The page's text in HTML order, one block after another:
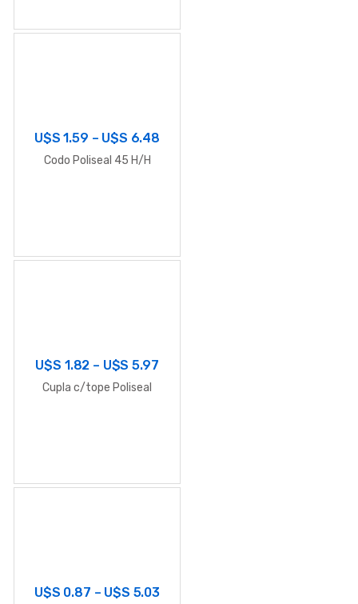
U$S1.59 – U$S 6.48
Codo Poliseal 45 H/H
U$S 1.82 – U$S5.97
Cupla c/tope Poliseal
U$S 0.87 – U$S 5.03